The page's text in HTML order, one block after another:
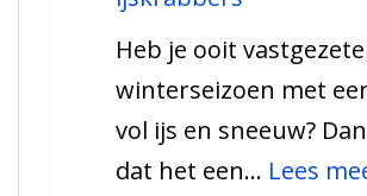
Heb je ooit
winterseizoen met
vol ijs en sneeuw?
dat het een… Lees